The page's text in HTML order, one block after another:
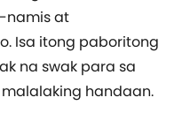
namis at
Isa itong paboritong
na swak para sa
handaan.